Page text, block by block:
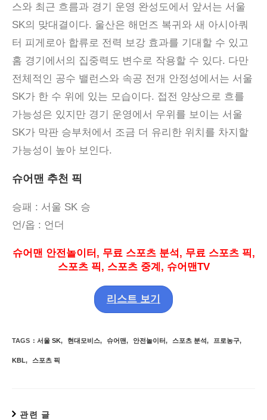
스와 최근 흐름과 경기 운영 완성도에서 앞서는 서울
SK의 맞대결이다. 울산은 해먼즈 복귀와 새 아시아쿼
터 피게로아 합류로 전력 보강 효과를 기대할 수 있고
홈 경기에서의 집중력도 변수로 작용할 수 있다. 다만
전체적인 공수 밸런스와 속공 전개 안정성에서는 서울
SK가 한 수 위에 있는 모습이다. 접전 양상으로 흐를
가능성은 있지만 경기 운영에서 우위를 보이는 서울
SK가 막판 승부처에서 조금 더 유리한 위치를 차지할
가능성이 높아 보인다.
슈어맨 추천 픽
승패 : 서울 SK 승
언/옵 : 언더
슈어맨 안전놀이터 , 무료 스포츠 분석, 무료 스포츠 픽,
스포츠 픽, 스포츠 중계 , 슈어맨TV
리스트 보기
TAGS : 서울 SK, 현대모비스, 슈어맨, 안전놀이터, 스포츠 분석, 프로농구,
KBL, 스포츠 픽
관련 글